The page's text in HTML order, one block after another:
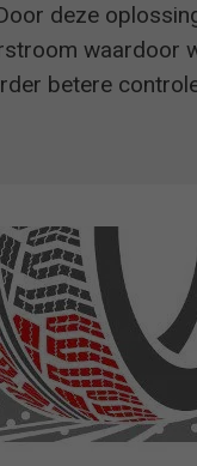
deze
waardoor
betere